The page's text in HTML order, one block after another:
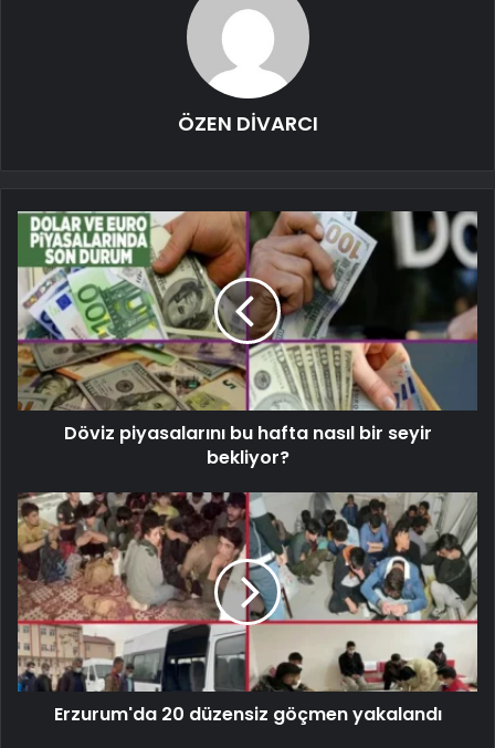
ÖZEN DİVARCI
Döviz piyasalarını bu hafta nasıl bir seyir
bekliyor?
Erzurum'da 20 düzensiz göçmen yakalandı